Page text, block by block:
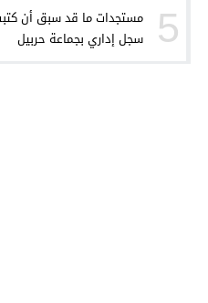
5
سجل إداري بجماعة حربيل